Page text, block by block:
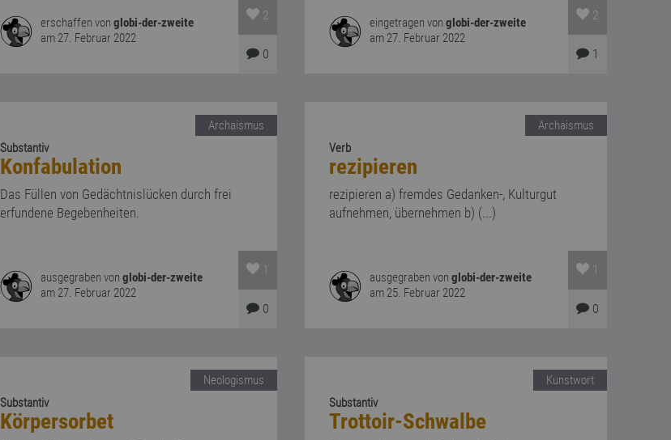
erschaffen von globi-der-zweite
am 27. Februar 2022
2
0
eingetragen vonglobi-der-zweite
am 27. Februar 2022
2
1
Archaismus
Substantiv
Konfabulation
Das Füllen von Gedächtnislücken durch frei
erfundene Begebenheiten.
ausgegraben von globi-der-zweite
am 27. Februar 2022
1
0
Archaismus
Verb
rezipieren
rezipieren a) fremdes Gedanken-, Kulturgut
aufnehmen, übernehmen b) (...)
ausgegraben vonglobi-der-zweite
am 25. Februar 2022
1
0
Neologismus
Substantiv
Körpersorbet
Kunstwort
Substantiv
Trottoir-Schwalbe